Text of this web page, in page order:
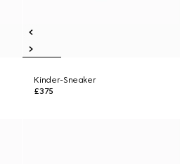
Kinder-Sneaker
£375